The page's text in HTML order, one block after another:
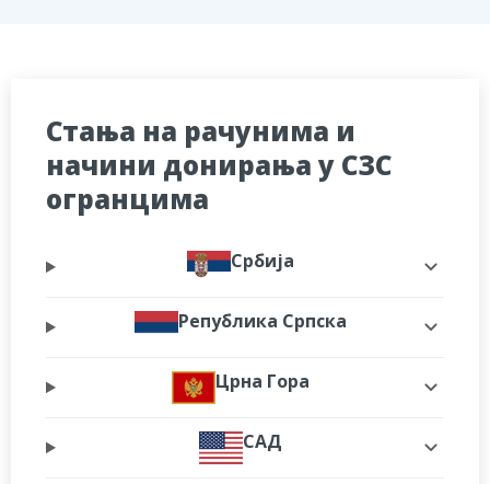
Стања на рачунима и
начини донирања у СЗС
огранцима
Србија
Република Српска
Црна Гора
САД